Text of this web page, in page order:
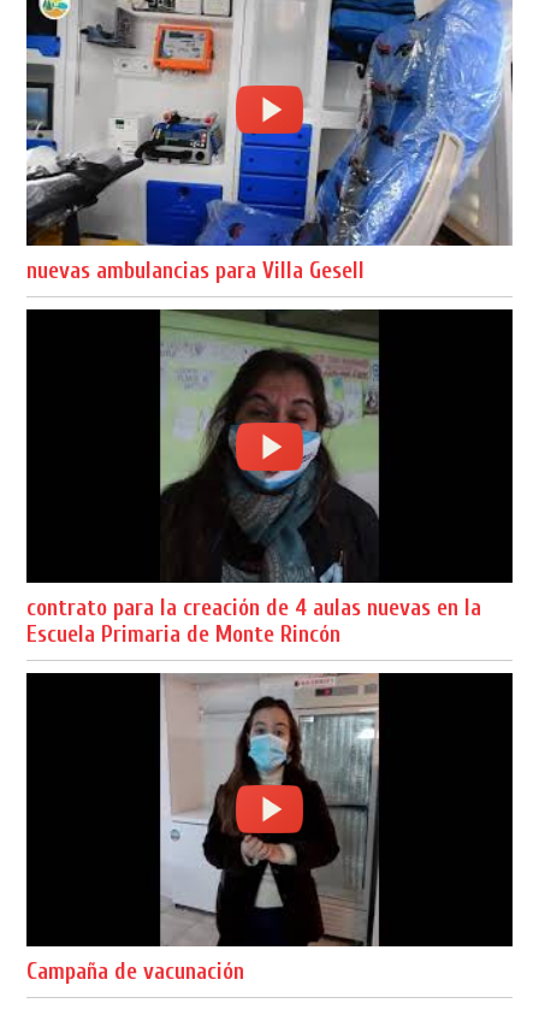
nuevas ambulancias para Villa Gesell
contrato para la creación de 4 aulas nuevas en la
Escuela Primaria de Monte Rincón
Campaña de vacunación